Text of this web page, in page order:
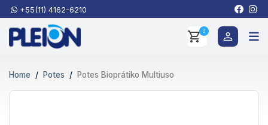
+55(11) 4162-6210
0
Home Potes Potes Bioprátiko Multiuso